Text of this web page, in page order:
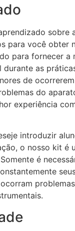
sobre
para você obter
para fornecer a
durante as
de
do
experiência
introduzir
o nosso kit é
é